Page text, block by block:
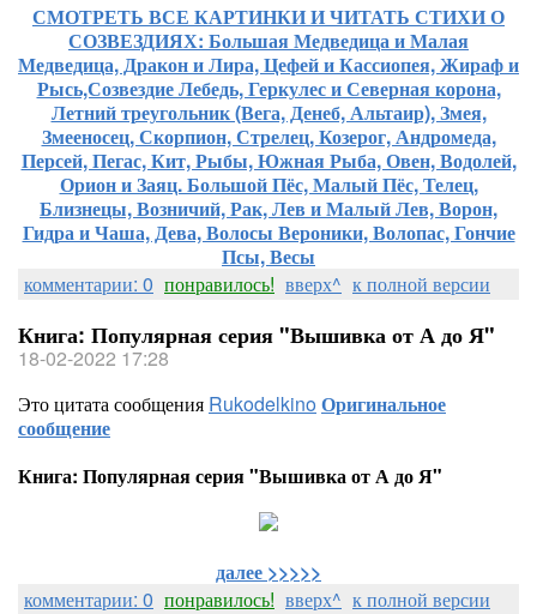
СМОТРЕТЬ ВСЕ КАРТИНКИ И ЧИТАТЬ СТИХИ О
СОЗВЕЗДИЯХ: Большая Медведица и Малая
Медведица, Дракон и Лира, Цефей и Кассиопея, Жираф и
Рысь,Созвездие Лебедь, Геркулес и Северная корона,
Летний треугольник (Вега, Денеб, Альтаир), Змея,
Змееносец, Скорпион, Стрелец, Козерог, Андромеда,
Персей, Пегас, Кит, Рыбы, Южная Рыба, Овен, Водолей,
Орион и Заяц. Большой Пёс, Малый Пёс, Телец,
Близнецы, Возничий, Рак, Лев и Малый Лев, Ворон,
Гидра и Чаша, Дева, Волосы Вероники, Волопас, Гончие
Псы, Весы
комментарии: 0 понравилось! вверх^ к полной версии
Книга: Популярная серия "Вышивка от А до Я"
18-02-2022 17:28
Это цитата сообщения RukodelkinoОригинальное
сообщение
Книга: Популярная серия "Вышивка от А до Я"
далее >>>>>
комментарии: 0 понравилось! вверх^ к полной версии